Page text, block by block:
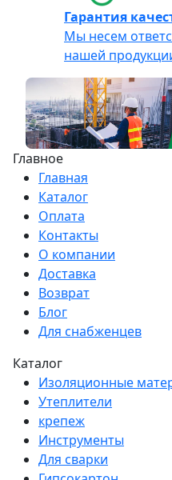
Гарантия
Мы несем
нашей
Главное
Главная
Каталог
Оплата
Контакты
О компании
Доставка
Возврат
Блог
Для снабженцев
Каталог
Изоляционные
Утеплители
крепеж
Инструменты
Для сварки